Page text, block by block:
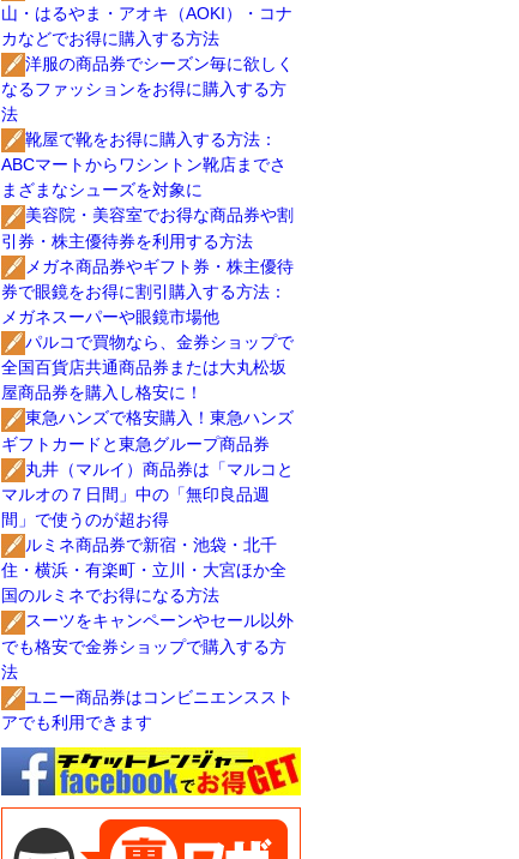
山・はるやま・アオキ（AOKI）・コナ
カなどでお得に購入する方法
洋服の商品券でシーズン毎に欲しく
なるファッションをお得に購入する方
法
靴屋で靴をお得に購入する方法：
ABCマートからワシントン靴店までさ
まざまなシューズを対象に
美容院・美容室でお得な商品券や割
引券・株主優待券を利用する方法
メガネ商品券やギフト券・株主優待
券で眼鏡をお得に割引購入する方法：
メガネスーパーや眼鏡市場他
パルコで買物なら、金券ショップで
全国百貨店共通商品券または大丸松坂
屋商品券を購入し格安に！
東急ハンズで格安購入！東急ハンズ
ギフトカードと東急グループ商品券
丸井（マルイ）商品券は「マルコと
マルオの７日間」中の「無印良品週
間」で使うのが超お得
ルミネ商品券で新宿・池袋・北千
住・横浜・有楽町・立川・大宮ほか全
国のルミネでお得になる方法
スーツをキャンペーンやセール以外
でも格安で金券ショップで購入する方
法
ユニー商品券はコンビニエンススト
アでも利用できます